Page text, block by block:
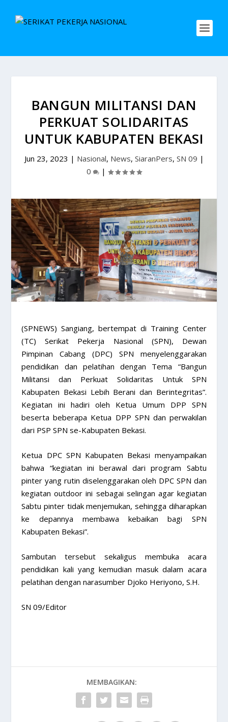
BANGUN MILITANSI DAN
PERKUAT SOLIDARITAS
UNTUK KABUPATEN BEKASI
Jun 23, 2023 | Nasional, News, SiaranPers, SN 09 |
0
|
(SPNEWS) Sangiang, bertempat di Training Center
(TC) Serikat Pekerja Nasional (SPN), Dewan
Pimpinan Cabang (DPC) SPN menyelenggarakan
pendidikan dan pelatihan dengan Tema “Bangun
Militansi dan Perkuat Solidaritas Untuk SPN
Kabupaten Bekasi Lebih Berani dan Berintegritas”.
Kegiatan ini hadiri oleh Ketua Umum DPP SPN
beserta beberapa Ketua DPP SPN dan perwakilan
dari PSP SPN se-Kabupaten Bekasi.
Ketua DPC SPN Kabupaten Bekasi menyampaikan
bahwa “kegiatan ini berawal dari program Sabtu
pinter yang rutin diselenggarakan oleh DPC SPN dan
kegiatan outdoor ini sebagai selingan agar kegiatan
Sabtu pinter tidak menjemukan, sehingga diharapkan
ke depannya membawa kebaikan bagi SPN
Kabupaten Bekasi”.
Sambutan tersebut sekaligus membuka acara
pendidikan kali yang kemudian masuk dalam acara
pelatihan dengan narasumber Djoko Heriyono, S.H.
SN 09/Editor
MEMBAGIKAN: